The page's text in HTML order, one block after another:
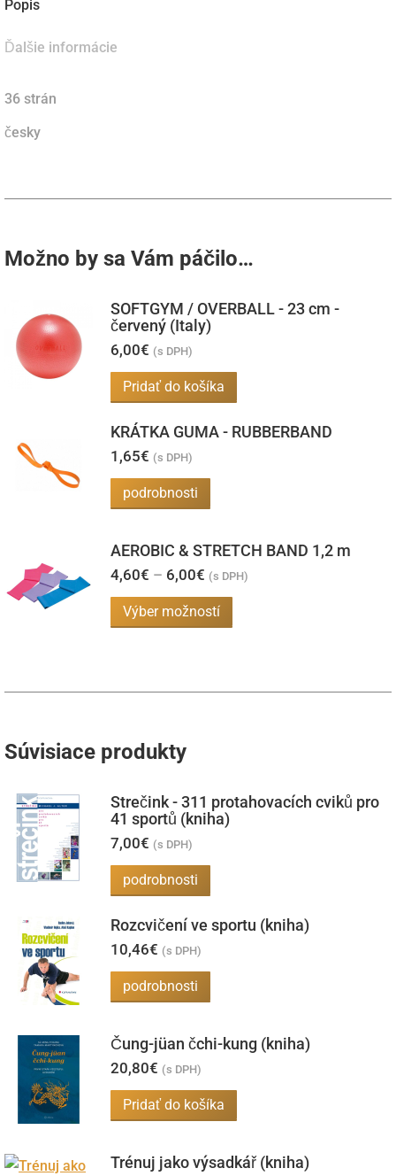
Popis
Ďalšie informácie
36 strán
česky
Možno by sa Vám páčilo…
SOFTGYM / OVERBALL - 23 cm -
červený (Italy)
6,00€ (s DPH)
Pridať do košíka
KRÁTKA GUMA - RUBBERBAND
1,65€ (s DPH)
podrobnosti
AEROBIC & STRETCH BAND 1,2 m
4,60€ – 6,00€ Price
range:
4,60€
through
6,00€
(s DPH)
Výber možností
produkt
vybrať
Súvisiace produkty
Strečink - 311 protahovacích cviků pro
41 sportů (kniha)
7,00€ (s DPH)
podrobnosti
Rozcvičení ve sportu (kniha)
10,46€ (s DPH)
podrobnosti
Čung-jüan čchi-kung (kniha)
20,80€ (s DPH)
Pridať do košíka
Trénuj jako výsadkář (kniha)